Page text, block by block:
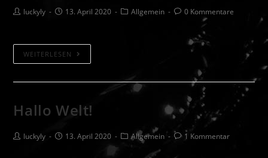
Beitrags-
luckyly
Beitrag
13. April 2020
Beitrags-
Allgemein
Beitrags-
Kommentare:
0 Kommentare
WEITERLESEN
Club
Hallo Welt!
Beitrags-
luckyly
Beitrag
13. April 2020
Beitrags-
Kategorie:
Allgemein
Beitrags-
1 Kommentar